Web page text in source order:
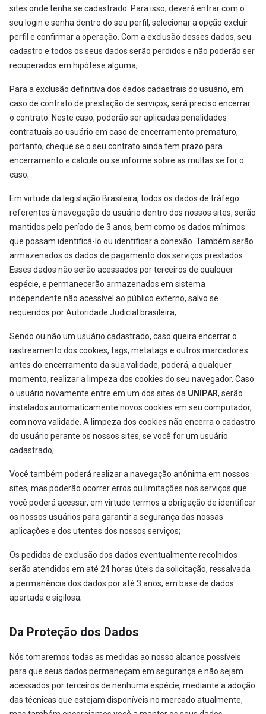
sites onde tenha se cadastrado. Para isso, deverá entrar com o
seu login e senha dentro do seu perfil, selecionar a opção excluir
perfil e confirmar a operação. Com a exclusão desses dados, seu
cadastro e todos os seus dados serão perdidos e não poderão ser
recuperados em hipótese alguma;
Para a exclusão definitiva dos dados cadastrais do usuário, em
caso de contrato de prestação de serviços, será preciso encerrar
o contrato. Neste caso, poderão ser aplicadas penalidades
contratuais ao usuário em caso de encerramento prematuro,
portanto, cheque se o seu contrato ainda tem prazo para
encerramento e calcule ou se informe sobre as multas se for o
caso;
Em virtude da legislação Brasileira, todos os dados de tráfego
referentes à navegação do usuário dentro dos nossos sites, serão
mantidos pelo período de 3 anos, bem como os dados mínimos
que possam identificá-lo ou identificar a conexão. Também serão
armazenados os dados de pagamento dos serviços prestados.
Esses dados não serão acessados por terceiros de qualquer
espécie, e permanecerão armazenados em sistema
independente não acessível ao público externo, salvo se
requeridos por Autoridade Judicial brasileira;
Sendo ou não um usuário cadastrado, caso queira encerrar o
rastreamento dos cookies, tags, metatags e outros marcadores
antes do encerramento da sua validade, poderá, a qualquer
momento, realizar a limpeza dos cookies do seu navegador. Caso
o usuário novamente entre em um dos sites da UNIPAR, serão
instalados automaticamente novos cookies em seu computador,
com nova validade. A limpeza dos cookies não encerra o cadastro
do usuário perante os nossos sites, se você for um usuário
cadastrado;
Você também poderá realizar a navegação anônima em nossos
sites, mas poderão ocorrer erros ou limitações nos serviços que
você poderá acessar, em virtude termos a obrigação de identificar
os nossos usuários para garantir a segurança das nossas
aplicações e dos utentes dos nossos serviços;
Os pedidos de exclusão dos dados eventualmente recolhidos
serão atendidos em até 24 horas úteis da solicitação, ressalvada
a permanência dos dados por até 3 anos, em base de dados
apartada e sigilosa;
Da Proteção dos Dados
Nós tomaremos todas as medidas ao nosso alcance possíveis
para que seus dados permaneçam em segurança e não sejam
acessados por terceiros de nenhuma espécie, mediante a adoção
das técnicas que estejam disponíveis no mercado atualmente,